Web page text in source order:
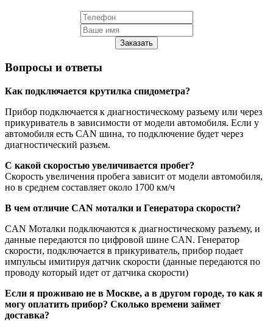
Заказать
Вопросы и ответы
Как подключается крутилка спидометра?
Прибор подключается к диагностическому разъему или через
прикуриватель в зависимости от модели автомобиля. Если у
автомобиля есть CAN шина, то подключение будет через
диагностический разъем.
С какой скоростью увеличивается пробег?
Скорость увеличения пробега зависит от модели автомобиля,
но в среднем составляет около 1700 км/ч
В чем отличие CAN моталки и Генератора скорости?
CAN Моталки подключаются к диагностическому разъему, и
данные передаются по цифровой шине CAN. Генератор
скорости, подключается в прикуриватель, прибор подает
импульсы имитируя датчик скорости (данные передаются по
проводу который идет от датчика скорости)
Если я проживаю не в Москве, а в другом городе, то как я
могу оплатить прибор? Сколько времени займет
доставка?